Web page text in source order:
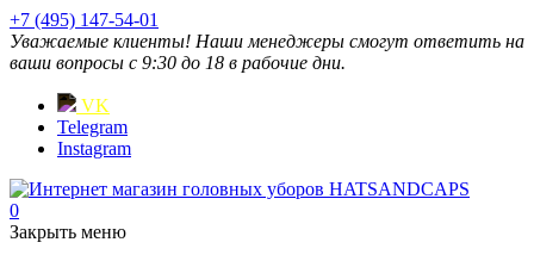
+7 (495) 147-54-01
Уважаемые клиенты! Наши менеджеры смогут ответить на
ваши вопросы с 9:30 до 18 в рабочие дни.
VK
Telegram
Instagram
0
Закрыть меню